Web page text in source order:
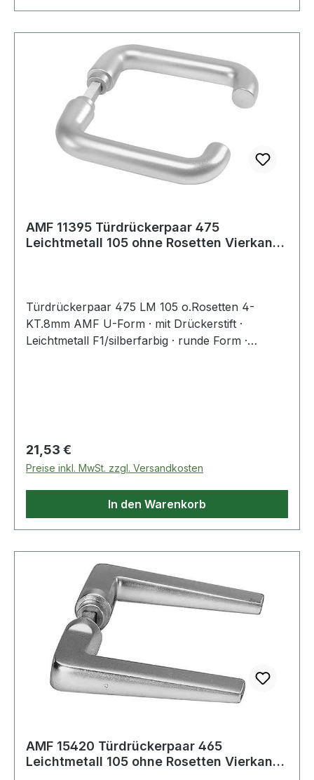
AMF 11395 Türdrückerpaar 475
Leichtmetall 105 ohne Rosetten Vierkant
Türdrückerpaar 475 LM 105 o.Rosetten 4-
KT.8mm AMF U-Form · mit Drückerstift ·
Leichtmetall F1/silberfarbig · runde Form ·
Regulärer Preis:
21,53 €
Preise inkl. MwSt. zzgl. Versandkosten
In den Warenkorb
AMF 15420 Türdrückerpaar 465
Leichtmetall 105 ohne Rosetten Vierkant